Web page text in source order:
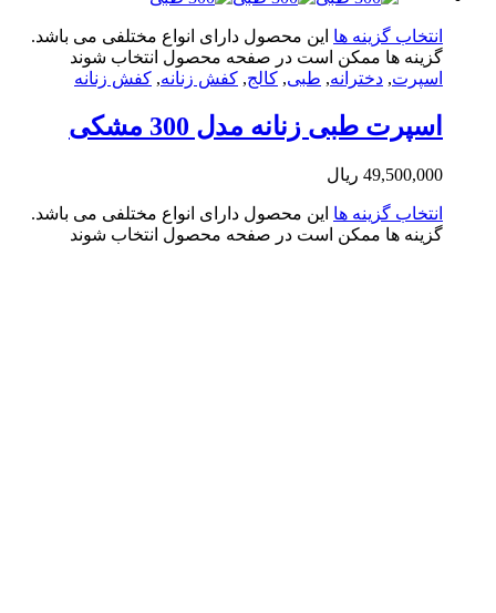
گزینه ها این محصول دارای انواع مختلفی می باشد.
ها ممکن است در صفحه محصول انتخاب شوند
دخترانه, طبی کالج,کفش زنانه,کفش زنانه
طبی زنانه مدل 300 مشکی
ریال
گزینه ها این محصول دارای انواع مختلفی می باشد.
ها ممکن است در صفحه محصول انتخاب شوند